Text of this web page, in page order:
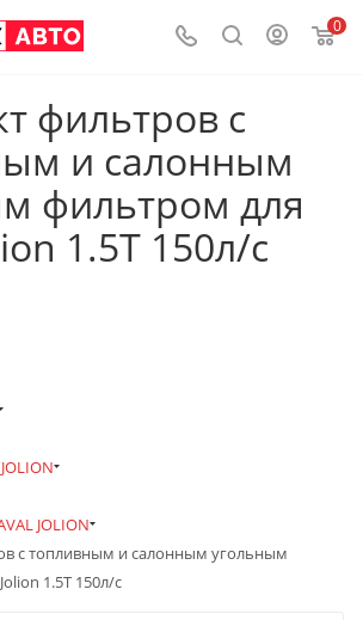
0
фильтров c
и салонным
фильтром для
1.5T 150л/с
JOLION
c топливным и салонным угольным
1.5T 150л/с